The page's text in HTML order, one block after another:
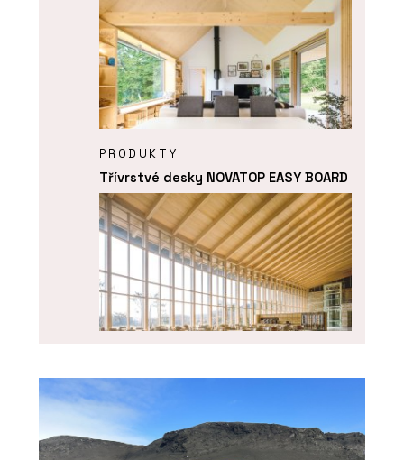
PRODUKTY
Třívrstvé desky NOVATOP EASY BOARD
Vícevrstvé desky NOVATOP SWP